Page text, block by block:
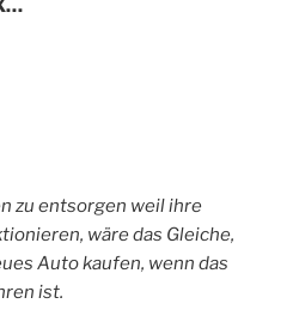
zu entsorgen weil ihre
wäre das Gleiche,
Auto kaufen, wenn das
ist.